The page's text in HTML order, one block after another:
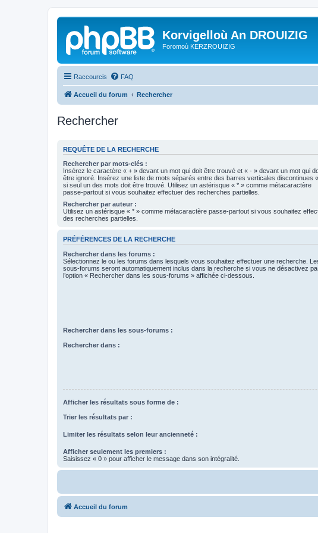
Korvigelloù An DROUIZIG
Foromoù KERZROUIZIG
Raccourcis FAQ
Accueil du forum Rechercher
Rechercher
REQUÊTE DE LA RECHERCHE
Rechercher par mots-clés :
Insérez le caractère « + » devant un mot qui doit être trouvé et « - » devant un mot qui
être ignoré. Insérez une liste de mots séparés entre des barres verticales discontinues
si seul un des mots doit être trouvé. Utilisez un astérisque « * » comme métacaractère
passe-partout si vous souhaitez effectuer des recherches partielles.
Rechercher par auteur :
Utilisez un astérisque « * » comme métacaractère passe-partout si vous souhaitez
des recherches partielles.
PRÉFÉRENCES DE LA RECHERCHE
Rechercher dans les forums :
Sélectionnez le ou les forums dans lesquels vous souhaitez effectuer une recherche.
sous-forums seront automatiquement inclus dans la recherche si vous ne désactivez
l’option « Rechercher dans les sous-forums » affichée ci-dessous.
Rechercher dans les sous-forums :
Rechercher dans :
Afficher les résultats sous forme de :
Trier les résultats par :
Limiter les résultats selon leur ancienneté :
Afficher seulement les premiers :
Saisissez « 0 » pour afficher le message dans son intégralité.
Accueil du forum